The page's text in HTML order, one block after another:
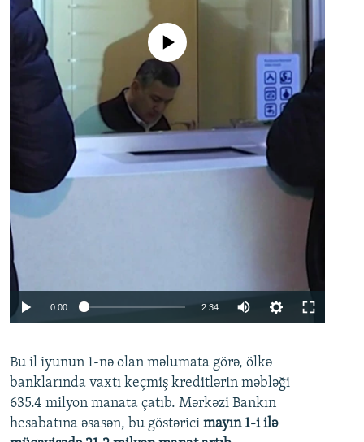
No media source currently available
0:00 2:34
360p
480p
720p
Bu il iyunun 1-nə olan məlumata görə, ölkə
banklarında vaxtı keçmiş kreditlərin məbləği
635.4 milyon manata çatıb. Mərkəzi Bankın
hesabatına əsasən, bu göstərici mayın 1-i ilə